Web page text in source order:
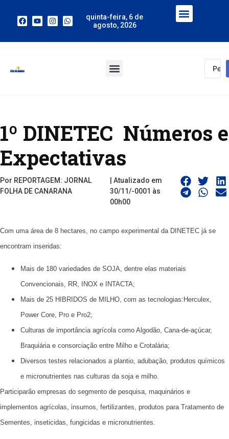
quinta-feira, 6 de
agosto, 2026
1º DINETEC  Números e
Expectativas
Por REPORTAGEM: JORNAL
FOLHA DE CANARANA
| Atualizado em
30/11/-0001 às
00h00
Com uma área de 8 hectares, no campo experimental da DINETEC já se
encontram inseridas:
Mais de 180 variedades de SOJA, dentre elas materiais
Convencionais, RR, INOX e INTACTA;
Mais de 25 HIBRIDOS de MILHO, com as tecnologias:Herculex,
Power Core, Pro e Pro2;
Culturas de importância agrícola como Algodão, Cana-de-açúcar,
Braquiária e consorciação entre Milho e Crotalária;
Diversos testes relacionados a plantio, adubação, produtos químicos
e micronutrientes nas culturas da soja e milho.
Participarão empresas do segmento de pesquisa, maquinários e
implementos agrícolas, insumos, fertilizantes, produtos para Tratamento de
Sementes, inseticidas, fungicidas e micronutrientes.